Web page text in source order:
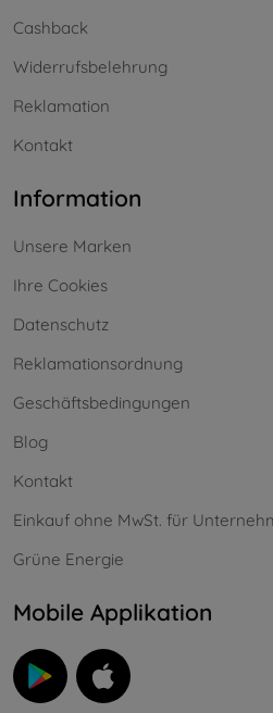
Cashback
Widerrufsbelehrung
Reklamation
Kontakt
Information
Unsere Marken
Ihre Cookies
Datenschutz
Reklamationsordnung
Geschäftsbedingungen
Blog
Kontakt
Einkauf ohne MwSt. für
Grüne Energie
Mobile Applikation